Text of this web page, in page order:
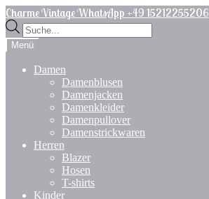
Zur
Navigation
springen
Zum
Inhalt
springen
Charme Vintage WhatsApp +49 15212255206
Products
search
Menü
Damen
Damenblusen
Damenjacken
Damenkleider
Damenpullover
Damenstrickwaren
Herren
Blazer
Hosen
T-shirts
Kinder